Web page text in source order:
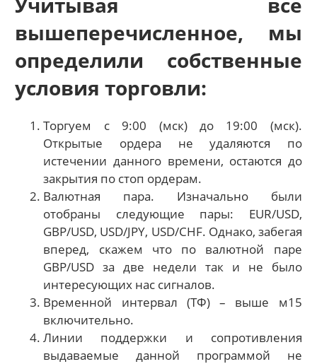
вышеперечисленное, мы
определили собственные
условия торговли:
Торгуем с 9:00 (мск) до 19:00 (мск).
Открытые ордера не удаляются по
истечении данного времени, остаются до
закрытия по стоп ордерам.
Валютная пара. Изначально были
отобраны следующие пары: EUR/USD,
GBP/USD, USD/JPY, USD/CHF. Однако, забегая
вперед, скажем что по валютной паре
GBP/USD за две недели так и не было
интересующих нас сигналов.
Временной интервал (ТФ) – выше м15
включительно.
Линии поддержки и сопротивления
выдаваемые данной программой не